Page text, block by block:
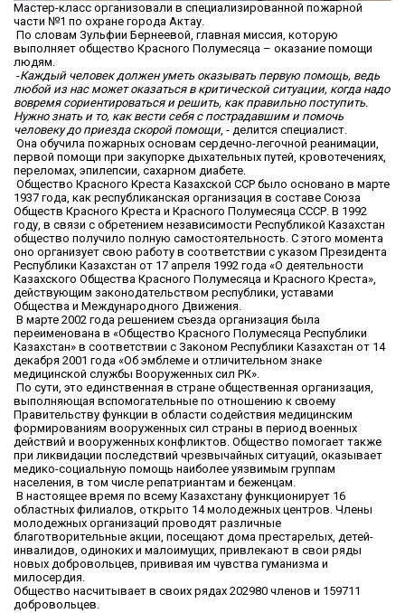
Мастер-класс организовали в специализированной пожарной
части №1 по охране города Актау.
По словам Зульфии Бернеевой, главная миссия, которую
выполняет общество Красного Полумесяца – оказание помощи
людям.
-Каждый человек должен уметь оказывать первую помощь, ведь
любой из нас может оказаться в критической ситуации, когда надо
вовремя сориентироваться и решить, как правильно поступить.
Нужно знать и то, как вести себя с пострадавшим и помочь
человеку до приезда скорой помощи, - делится специалист.
Она обучила пожарных основам сердечно-легочной реанимации,
первой помощи при закупорке дыхательных путей, кровотечениях,
переломах, эпилепсии, сахарном диабете.
Общество Красного Креста Казахской ССР было основано в марте
1937 года, как республиканская организация в составе Союза
Обществ Красного Креста и Красного Полумесяца СССР. В 1992
году, в связи с обретением независимости Республикой Казахстан
общество получило полную самостоятельность. С этого момента
оно организует свою работу в соответствии с указом Президента
Республики Казахстан от 17 апреля 1992 года «О деятельности
Казахского Общества Красного Полумесяца и Красного Креста»,
действующим законодательством республики, уставами
Общества и Международного Движения.
В марте 2002 года решением съезда организация была
переименована в «Общество Красного Полумесяца Республики
Казахстан» в соответствии с Законом Республики Казахстан от 14
декабря 2001 года «Об эмблеме и отличительном знаке
медицинской службы Вооруженных сил РК».
По сути, это единственная в стране общественная организация,
выполняющая вспомогательные по отношению к своему
Правительству функции в области содействия медицинским
формированиям вооруженных сил страны в период военных
действий и вооруженных конфликтов. Общество помогает также
при ликвидации последствий чрезвычайных ситуаций, оказывает
медико-социальную помощь наиболее уязвимым группам
населения, в том числе репатриантам и беженцам.
В настоящее время по всему Казахстану функционирует 16
областных филиалов, открыто 14 молодежных центров. Члены
молодежных организаций проводят различные
благотворительные акции, посещают дома престарелых, детей-
инвалидов, одиноких и малоимущих, привлекают в свои ряды
новых добровольцев, прививая им чувства гуманизма и
милосердия.
Общество насчитывает в своих рядах 202980 членов и 159711
добровольцев.